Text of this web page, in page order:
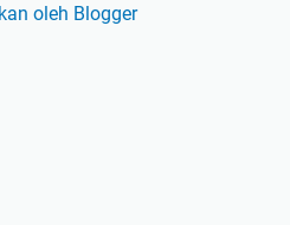
oleh Blogger